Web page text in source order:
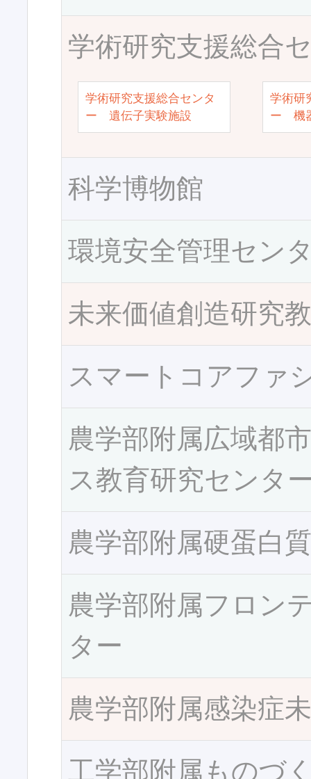
学術研究支援総合
学術研究支援総合センタ
ー 遺伝子実験施設
学術研
ー 機
科学博物館
環境安全管理セン
未来価値創造研究
スマートコアファ
農学部附属広域都
ス教育研究センタ
農学部附属硬蛋白
農学部附属フロン
ター
農学部附属感染症
工学部附属ものづ